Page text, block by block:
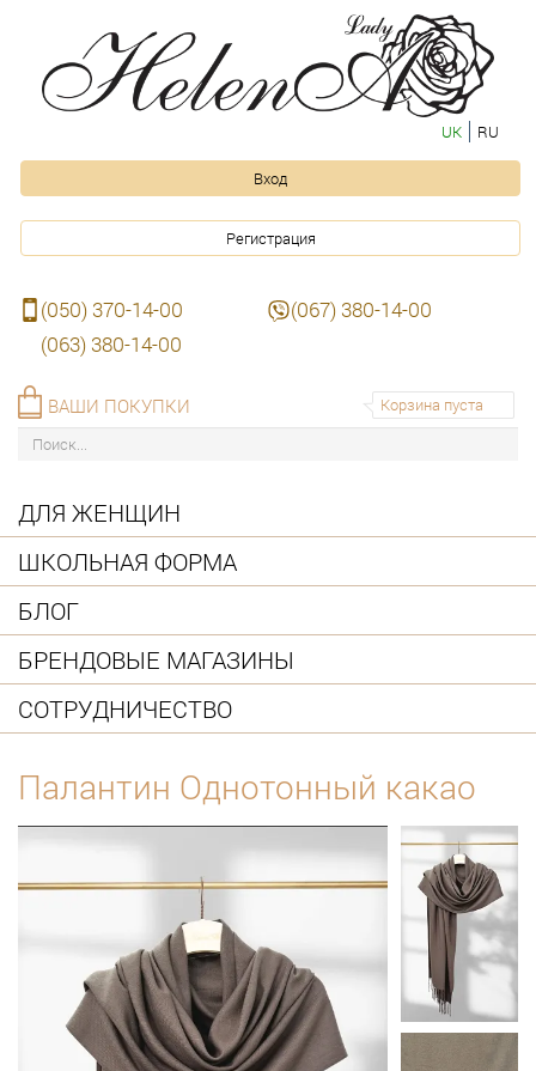
UK RU
Вход
Регистрация
(050) 370-14-00
(067) 380-14-00
(063) 380-14-00
Корзина пуста
ВАШИ ПОКУПКИ
ДЛЯ ЖЕНЩИН
ШКОЛЬНАЯ ФОРМА
БЛОГ
БРЕНДОВЫЕ МАГАЗИНЫ
СОТРУДНИЧЕСТВО
Палантин Однотонный какао